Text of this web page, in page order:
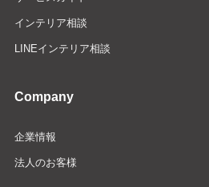
インテリア相談
LINEインテリア相談
Company
企業情報
法人のお客様